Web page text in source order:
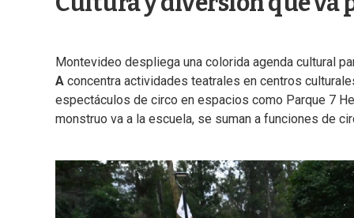
Montevideo despliega una colorida agenda cultural
A concentra actividades teatrales en centros
espectáculos de circo en espacios como Parque 7
monstruo va a la escuela, se suman a funciones de